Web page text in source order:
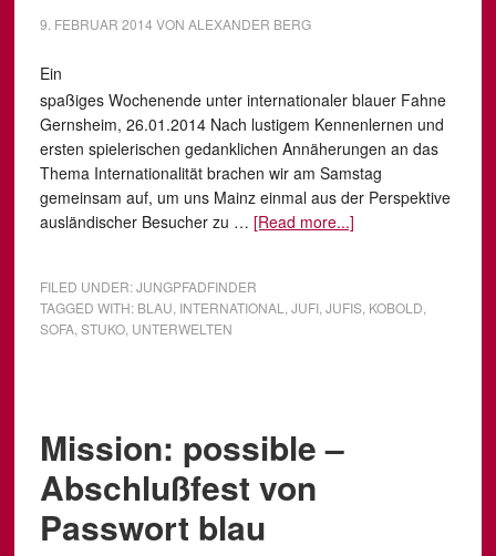
9. FEBRUAR 2014 VON ALEXANDER BERG
Ein
spaßiges Wochenende unter internationaler blauer Fahne
Gernsheim, 26.01.2014 Nach lustigem Kennenlernen und
ersten spielerischen gedanklichen Annäherungen an das
Thema Internationalität brachen wir am Samstag
gemeinsam auf, um uns Mainz einmal aus der Perspektive
ausländischer Besucher zu … [Read more...]
FILED UNDER:JUNGPFADFINDER
TAGGED WITH: BLAU INTERNATIONAL JUFI, JUFIS, KOBOLD
SOFA, STUKO, UNTERWELTEN
Mission: possible –
Abschlußfest von
Passwort blau